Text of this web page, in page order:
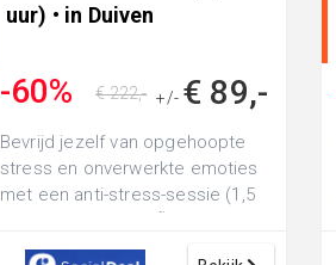
uur) • in Duiven
-60% +/- € 89,-
€ 222,-
Bevrijd jezelf van opgehoopte
stress en onverwerkte emoties
met een anti-stress-sessie (1,5